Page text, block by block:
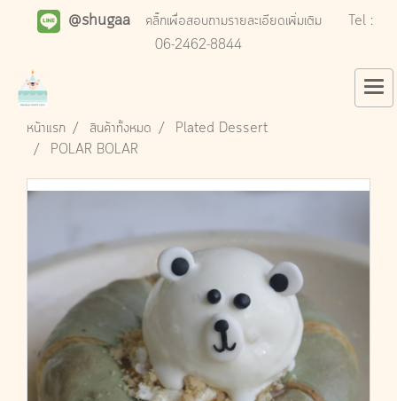
@shugaa คลิ๊กเพื่อสอบถามรายละเอียดเพิ่มเติม
Tel :
06-2462-8844
หน้าแรก สินค้าทั้งหมด
Plated Dessert
POLAR BOLAR